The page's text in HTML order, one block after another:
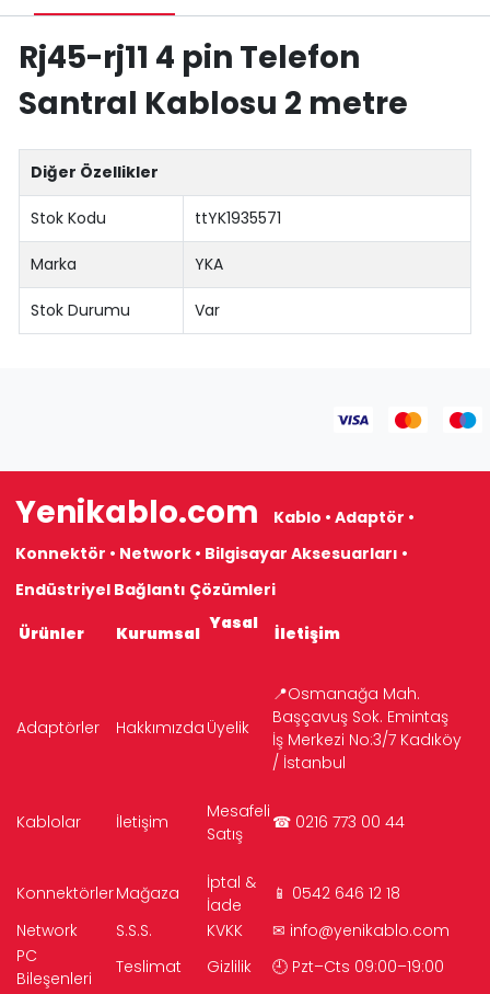
Rj45-rj11 4 pin Telefon
Santral Kablosu 2 metre
Diğer Özellikler
Stok Kodu ttYK1935571
Marka YKA
Stok Durumu Var
Yenikablo.com
Kablo • Adaptör •
Konnektör • Network • Bilgisayar Aksesuarları •
Endüstriyel Bağlantı Çözümleri
Ürünler
Kurumsal Yasal İletişim
Adaptörler Hakkımızda Üyelik
📍Osmanağa Mah.
Başçavuş Sok. Emintaş
İş Merkezi No:3/7 Kadıköy
/ İstanbul
Kablolar İletişim
Mesafeli
Satış
☎ 0216 773 00 44
KonnektörlerMağaza
İptal &
İade
📱 0542 646 12 18
Network
S.S.S. KVKK ✉ info@yenikablo.com
PC
Bileşenleri
Teslimat Gizlilik 🕘 Pzt–Cts 09:00–19:00